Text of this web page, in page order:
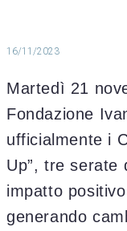
16/11/2023
Martedì 21
Fondazione
ufficialmente i
Up”, tre serate
impatto
generando